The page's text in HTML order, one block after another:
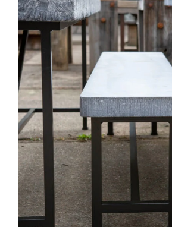
Natuurstenen bakken
Wandtegels
HEKWERK
KASTEN
BANKEN
BALKEN
RADIATOREN
BADEN
LAMPEN
KEUKENBLOKKEN
SCHOUWEN
TRAPPEN
PORSELEINEN BAKKEN